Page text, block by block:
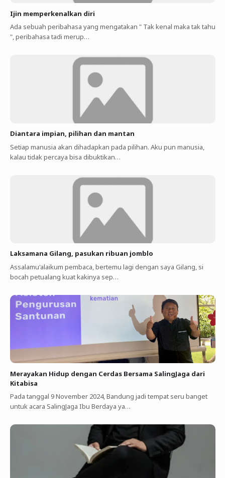
Ijin memperkenalkan diri
Ada sebuah peribahasa yang mengatakan " Tak kenal maka tak tahu
", peribahasa tadi merup…
Diantara impian, pilihan dan mantan
Setiap manusia akan dihadapkan pada pilihan. Aku pun manusia,
kalau tidak percaya bisa dibuktikan…
Laksamana Gilang, pasukan ribuan jomblo
Assalamu'alaikum pembaca, bertemu lagi dengan saya Gilang, si
bocah petualang kuat kakinya sep…
Merayakan Hidup dengan Cerdas Bersama SalingJaga dari
Kitabisa
Pada tanggal 9 November 2024, Bandung jadi tempat seru banget
untuk acara SalingJaga Ibu Berdaya ya…